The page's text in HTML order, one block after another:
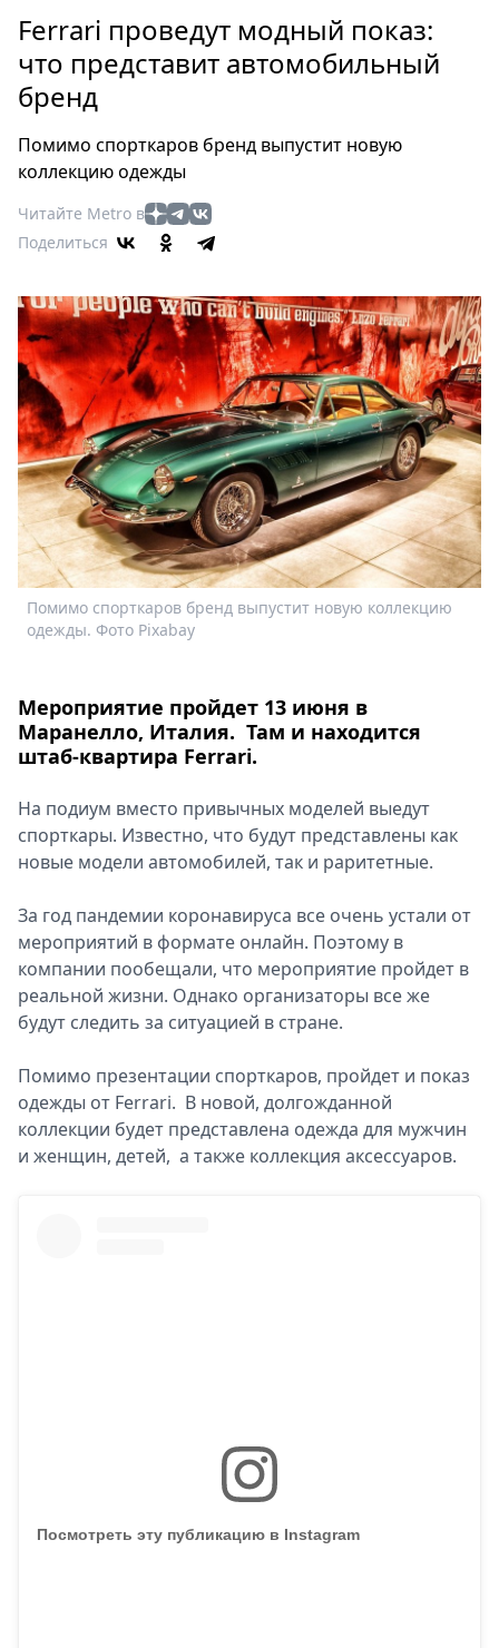
Россия
Мир
Туризм
Мода
Театр
Кино
Книги
Выставки
Пресс-
релизы
О
Metro
Стримы
Спецпроекты
Звезды
Выборы
2026
Скачай
Ferrari проведут модный показ:
что представит автомобильный
бренд
Помимо спорткаров бренд выпустит новую
коллекцию одежды
Читайте Metro в
Поделиться
Помимо спорткаров бренд выпустит новую коллекцию
одежды. Фото Pixabay
Мероприятие пройдет 13 июня в
Маранелло, Италия. Там и находится
штаб-квартира Ferrari.
На подиум вместо привычных моделей выедут
спорткары. Известно, что будут представлены как
новые модели автомобилей, так и раритетные.
За год пандемии коронавируса все очень устали от
мероприятий в формате онлайн. Поэтому в
компании пообещали, что мероприятие пройдет в
реальной жизни. Однако организаторы все же
будут следить за ситуацией в стране.
Помимо презентации спорткаров, пройдет и показ
одежды от Ferrari. В новой, долгожданной
коллекции будет представлена одежда для мужчин
и женщин, детей, а также коллекция аксессуаров.
Посмотреть эту публикацию в Instagram